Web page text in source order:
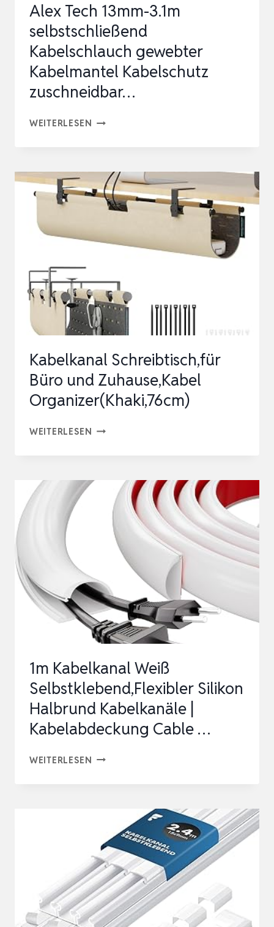
Alex Tech 13mm-3.1m
selbstschließend
Kabelschlauch gewebter
Kabelmantel Kabelschutz
zuschneidbar…
WEITERLESEN ALEX
3.1M
SELBSTSCHLIESSEND K
ABELSCHLAUCH G
ABELMANTEL K
USCHNEIDBAR…
Kabelkanal Schreibtisch,für
Büro und Zuhause,Kabel
Organizer(Khaki,76cm)
WEITERLESEN KABELKANAL
UND
ZUHAUSE,KABEL
ORGANIZER(KHAKI,76CM)
1m Kabelkanal Weiß
Selbstklebend,Flexibler Silikon
Halbrund Kabelkanäle |
Kabelabdeckung Cable …
WEITERLESEN 1M
ELBSTKLEBEND,FLEXIBLER S
ILIKON H
ALBRUND K
ABELKANÄLE |
K
ABELABDECKUNG C
ABLE …